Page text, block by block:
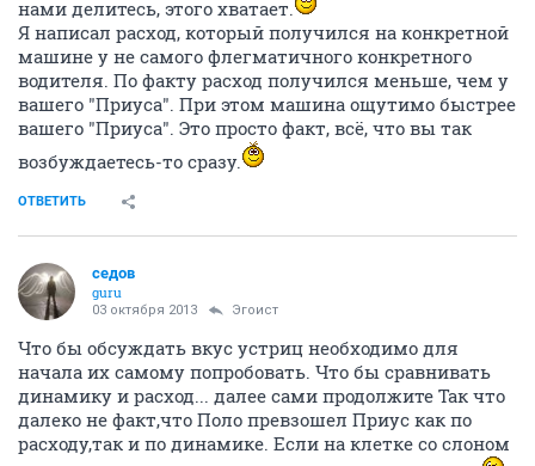
нами делитесь, этого хватает.
Я написал расход, который получился на конкретной
машине у не самого флегматичного конкретного
водителя. По факту расход получился меньше, чем у
вашего "Приуса". При этом машина ощутимо быстрее
вашего "Приуса". Это просто факт, всё, что вы так
возбуждаетесь-то сразу.
ОТВЕТИТЬ
седов
guru
03 октября 2013 Эгоист
Что бы обсуждать вкус устриц необходимо для
начала их самому попробовать. Что бы сравнивать
динамику и расход... далее сами продолжите Так что
далеко не факт,что Поло превзошел Приус как по
расходу,так и по динамике. Если на клетке со слоном